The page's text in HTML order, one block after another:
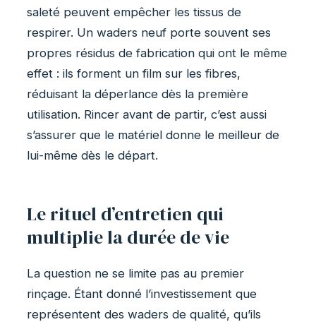
saleté peuvent empêcher les tissus de
respirer. Un waders neuf porte souvent ses
propres résidus de fabrication qui ont le même
effet : ils forment un film sur les fibres,
réduisant la déperlance dès la première
utilisation. Rincer avant de partir, c’est aussi
s’assurer que le matériel donne le meilleur de
lui-même dès le départ.
Le rituel d’entretien qui
multiplie la durée de vie
La question ne se limite pas au premier
rinçage. Étant donné l’investissement que
représentent des waders de qualité, qu’ils